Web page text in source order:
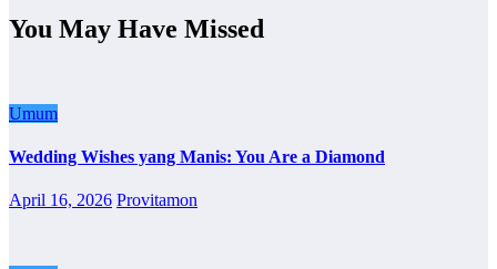
You May Have Missed
Umum
Wedding Wishes yang Manis: You Are a Diamond
April 16, 2026 Provitamon